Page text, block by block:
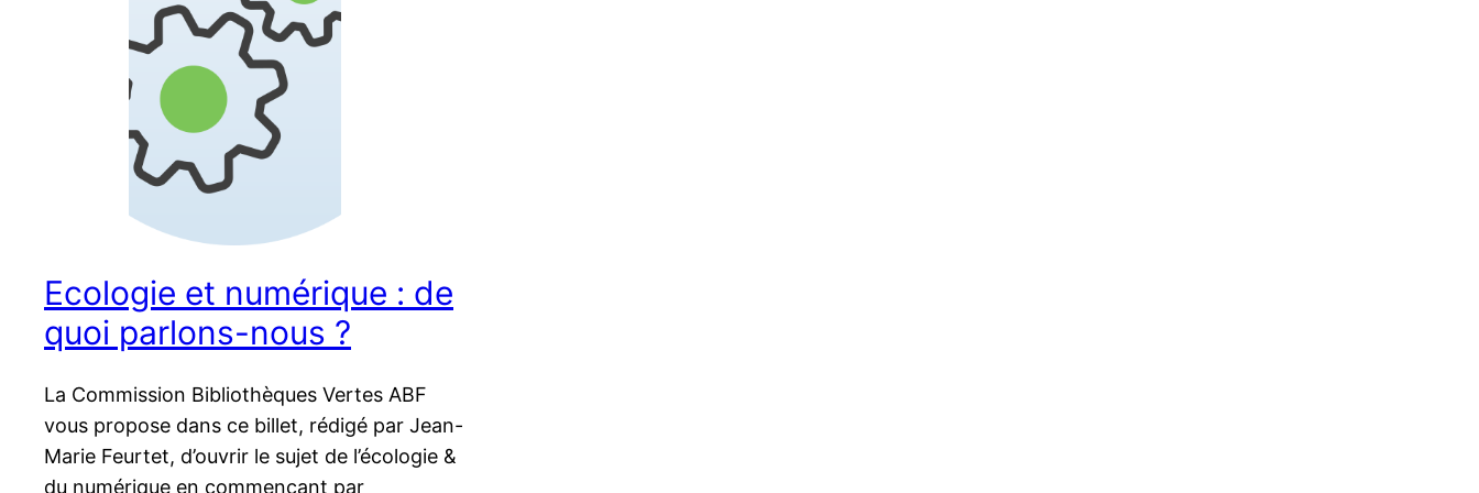
Ecologie et numérique : de
quoi parlons-nous ?
La Commission Bibliothèques Vertes ABF
vous propose dans ce billet, rédigé par Jean-
Marie Feurtet, d’ouvrir le sujet de l’écologie &
du numérique en commençant par